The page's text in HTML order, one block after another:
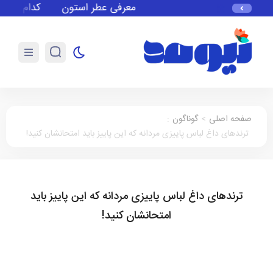
معرفی عطر استون کدام
صفحه اصلی > گوناگون :
ترندهای داغ لباس پاییزی مردانه که این پاییز باید امتحانشان کنید!
ترندهای داغ لباس پاییزی مردانه که این پاییز باید
امتحانشان کنید!